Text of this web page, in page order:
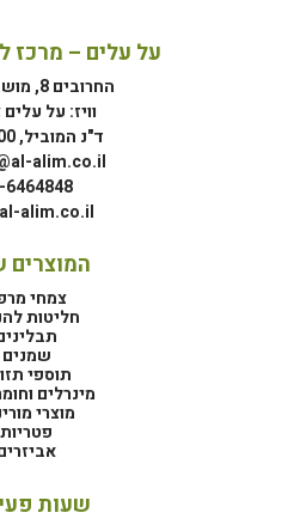
על עלים – מרכז
החרובים 8, מושב ציפורי
וויז: על עלים
ד"נ המוביל, 1791000
alim.co.il
6464848
alim.co.il
המוצרים
צמחי
חליטות
שמנים
תוספי
מינרלים
מוצרי
פטריות
שעות